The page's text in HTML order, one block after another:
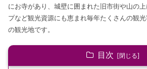
にお寺があり、城壁に囲まれた旧市街や山の
プなど観光資源にも恵まれ毎年たくさんの観
の観光地です。
目次